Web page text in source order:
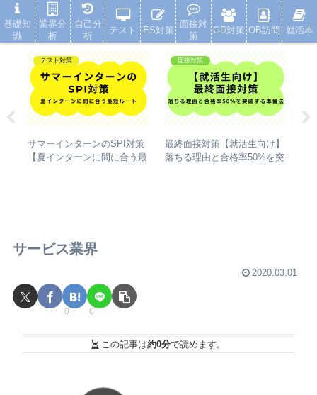
就活浪人した経験が、キャリアを変えた
テスト対策
サマーインターンのSPI対策
【夏インターンに間に合う最
面接対策
最終面接対策【就活生向け】
落ちる理由と合格率50%を突
サービス業界
2020.03.01
0 0
この記事は約0分で読めます。
基礎知
識
業界分
析
自己分
析
テスト ES対策
面接対
策
GD対策 OB訪問 就活本